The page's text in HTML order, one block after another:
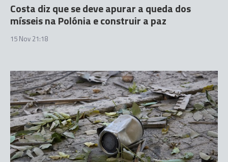
Costa diz que se deve apurar a queda dos
mísseis na Polónia e construir a paz
15 Nov 21:18